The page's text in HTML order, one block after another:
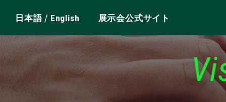
日本語/ English 展示会公式サイト